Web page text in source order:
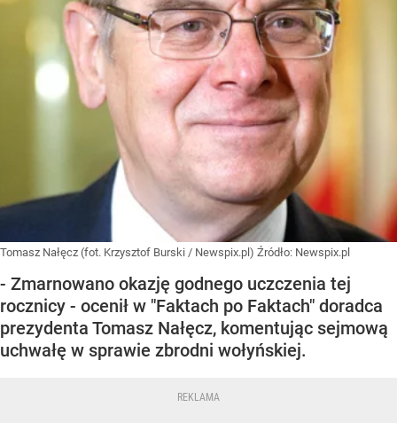
Tomasz Nałęcz (fot. Krzysztof Burski / Newspix.pl) Źródło: Newspix.pl
- Zmarnowano okazję godnego uczczenia tej
rocznicy - ocenił w "Faktach po Faktach" doradca
prezydenta Tomasz Nałęcz, komentując sejmową
uchwałę w sprawie zbrodni wołyńskiej.